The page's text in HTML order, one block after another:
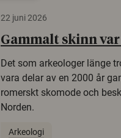
22 juni 2026
Gammalt skinn var
Det som arkeologer länge
vara delar av en 2000 år
romerskt skomode och
Norden.
Arkeologi